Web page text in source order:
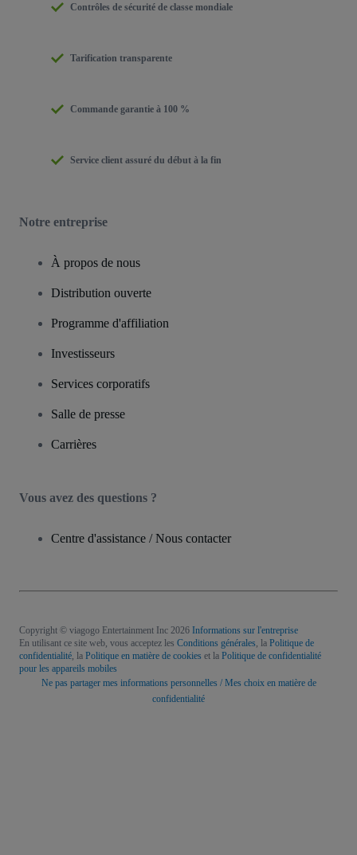
Contrôles de sécurité de classe mondiale
Tarification transparente
Commande garantie à 100 %
Service client assuré du début à la fin
Notre entreprise
À propos de nous
Distribution ouverte
Programme d'affiliation
Investisseurs
Services corporatifs
Salle de presse
Carrières
Vous avez des questions ?
Centre d'assistance / Nous contacter
Copyright © viagogo Entertainment Inc 2026 Informations sur l'entreprise
En utilisant ce site web, vous acceptez les Conditions générales , la Politique de
confidentialité , la Politique en matière de cookies et la Politique de confidentialité
pour les appareils mobiles
Ne pas partager mes informations personnelles / Mes choix en matière de
confidentialité